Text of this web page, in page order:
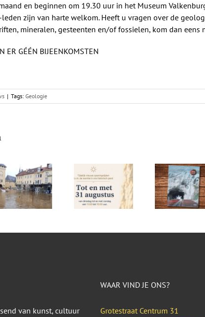
en beginnen om 19.30 uur in het Museum
zijn van harte welkom. Heeft u vragen over de
mineralen, gesteenten en/of fossielen, kom dan eens
ER GÉÉN BIJEENKOMSTEN
| Tags: Geologie
van kunst, cultuur
WAAR VIND JE ONS?
Grotestraat Centrum 31